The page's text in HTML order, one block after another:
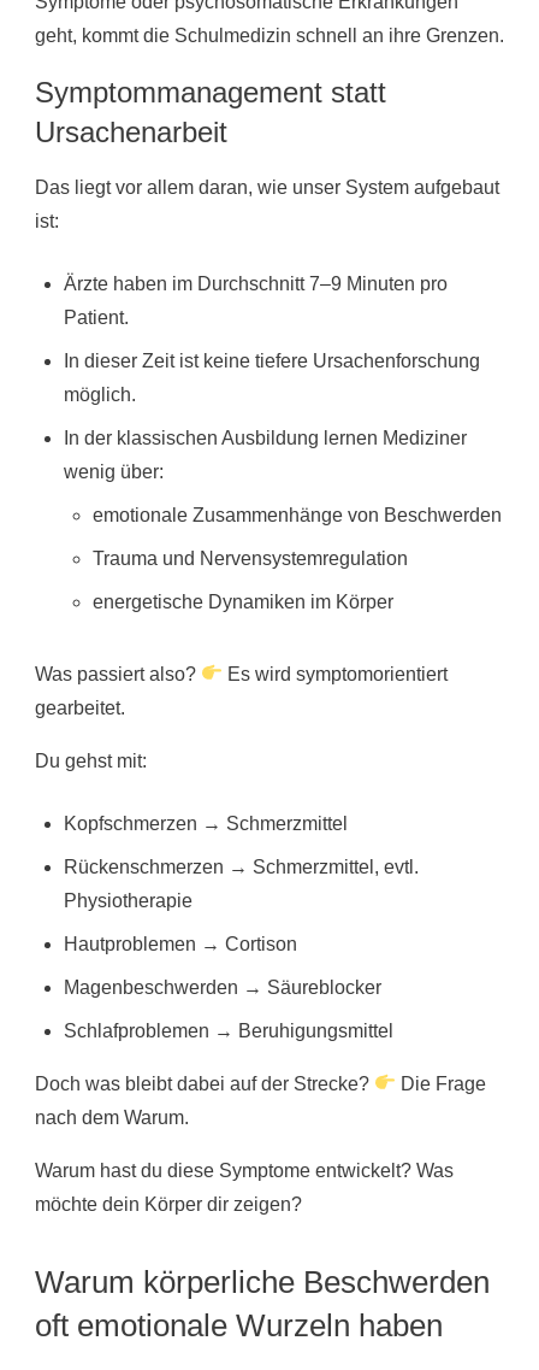
geht, kommt die Schulmedizin schnell an ihre Grenzen.
Symptommanagement statt
Ursachenarbeit
Das liegt vor allem daran, wie unser System aufgebaut
ist:
Ärzte haben im Durchschnitt 7–9 Minuten pro
Patient.
In dieser Zeit ist keine tiefere Ursachenforschung
möglich.
In der klassischen Ausbildung lernen Mediziner
wenig über:
emotionale Zusammenhänge von Beschwerden
Trauma und Nervensystemregulation
energetische Dynamiken im Körper
Was passiert also?
Es wird symptomorientiert
gearbeitet.
Du gehst mit:
Kopfschmerzen → Schmerzmittel
Rückenschmerzen → Schmerzmittel, evtl.
Physiotherapie
Hautproblemen → Cortison
Magenbeschwerden → Säureblocker
Schlafproblemen → Beruhigungsmittel
Doch was bleibt dabei auf der Strecke?
Die Frage
nach dem Warum.
Warum hast du diese Symptome entwickelt? Was
möchte dein Körper dir zeigen?
Warum körperliche Beschwerden
oft emotionale Wurzeln haben